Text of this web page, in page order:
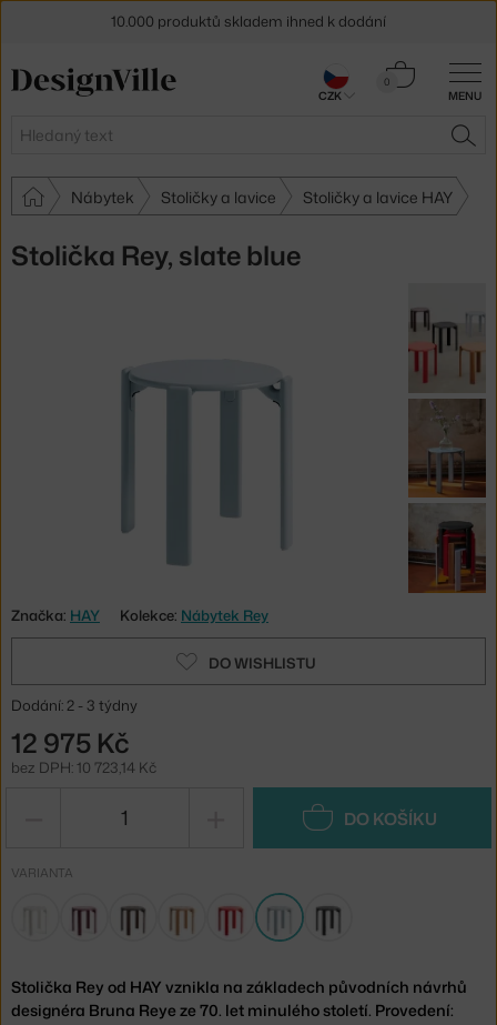
MENU
Hledat
0
Košík
Nábytek Stoličky a lavice Stoličky a lavice HAY
Stolička Rey, slate blue
Značka: HAY Kolekce: Nábytek Rey
DO WISHLISTU
Dodání: 2 - 3 týdny
12 975 Kč
bez DPH: 10 723,14 Kč
DO KOŠÍKU
VARIANTA
Stolička Rey od HAY vznikla na základech původních návrhů
designéra Bruna Reye ze 70. let minulého století. Provedení:
10.000 produktů skladem ihned k dodání
30 dní na vrácení zbožíCZK